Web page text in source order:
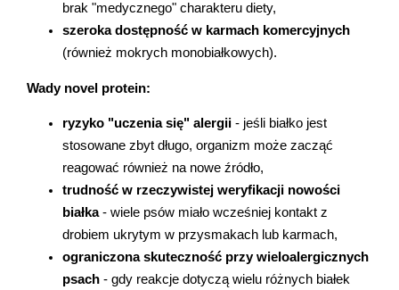
brak "medycznego" charakteru diety,
szeroka dostępność w karmach komercyjnych
(również mokrych monobiałkowych).
Wady novel protein:
ryzyko "uczenia się" alergii - jeśli białko jest
stosowane zbyt długo, organizm może zacząć
reagować również na nowe źródło,
trudność w rzeczywistej weryfikacji nowości
białka - wiele psów miało wcześniej kontakt z
drobiem ukrytym w przysmakach lub karmach,
ograniczona skuteczność przy wieloalergicznych
psach - gdy reakcje dotyczą wielu różnych białek